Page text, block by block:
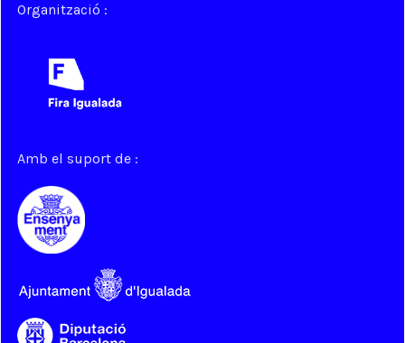
Organització :
Amb el suport de :